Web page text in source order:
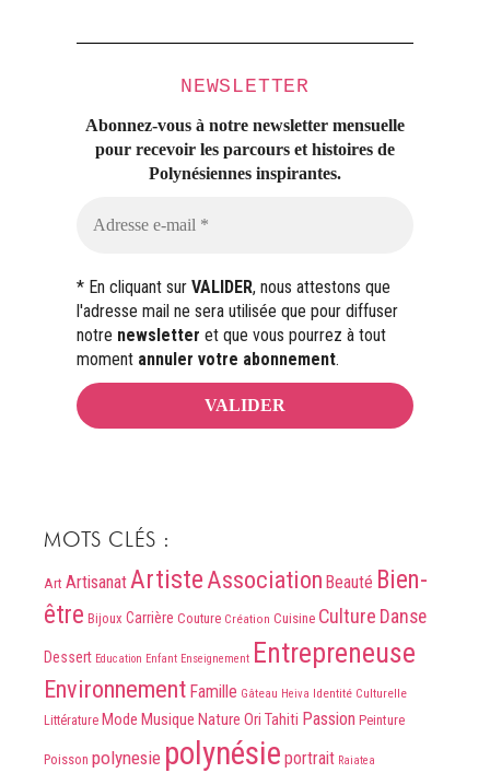
NEWSLETTER
Abonnez-vous à notre newsletter mensuelle
pour recevoir les parcours et histoires de
Polynésiennes inspirantes.
* En cliquant sur VALIDER, nous attestons que
l'adresse mail ne sera utilisée que pour diffuser
notre newsletter et que vous pourrez à tout
moment annuler votre abonnement.
MOTS CLÉS :
Art ArtisanatArtisteAssociation Beauté Bien-
être Bijoux Carrière Couture Création Cuisine Culture Danse
Dessert Education Enfant Enseignement Entrepreneuse
Environnement Famille Gâteau Heiva Identité Culturelle
Littérature Mode Musique Nature Ori Tahiti Passion Peinture
Poisson polynesie polynésie portrait Raiatea